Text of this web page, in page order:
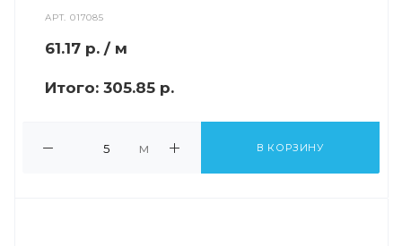
АРТ.017085
61.17 р. / м
Итого: 305.85 р.
м В КОРЗИНУ